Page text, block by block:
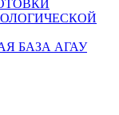
БАЗА АГАУ